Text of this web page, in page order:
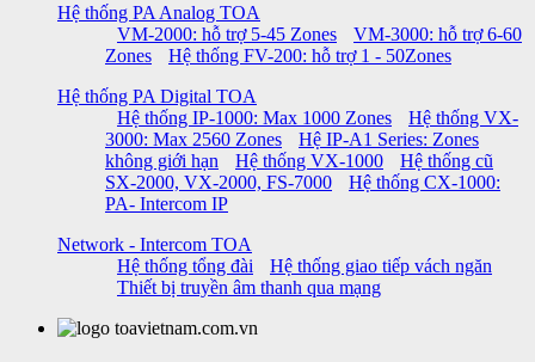
Hệ thống PA Analog TOA
VM-2000: hỗ trợ 5-45 Zones
VM-3000: hỗ trợ 6-60
Zones
Hệ thống FV-200: hỗ trợ 1 - 50Zones
Hệ thống PA Digital TOA
Hệ thống IP-1000: Max 1000 Zones
Hệ thống VX-
3000: Max 2560 Zones
Hệ IP-A1 Series: Zones
không giới hạn
Hệ thống VX-1000
Hệ thống cũ
SX-2000, VX-2000, FS-7000
Hệ thống CX-1000:
PA- Intercom IP
Network - Intercom TOA
Hệ thống tổng đài
Hệ thống giao tiếp vách ngăn
Thiết bị truyền âm thanh qua mạng